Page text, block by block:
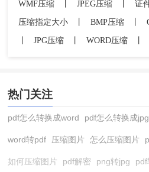
压缩照片会牺牲一定的
缩之前，请确保您了解
在选择在线工具或应用
的工具或方法再次压缩
助。
总结
以上就是如何将照片压缩到
WMF压缩
JPEG压缩 证
压缩指定大小
BMP压缩
JPG压缩 WORD压缩
热门关注
pdf怎么转换成word pdf怎么转换成
word转pdf 压缩图片 怎么压缩图片
如何压缩图片 pdf解密 png转jpg